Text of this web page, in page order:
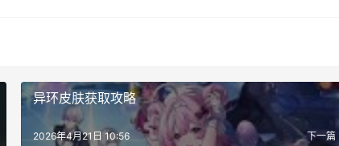
异环皮肤获取攻略
下一篇
2026年4月21日 10:56